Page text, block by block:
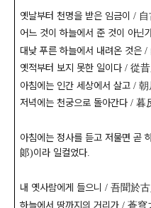
옛날부터 천명을 받은 임금이 /
어느 것이 하늘에서 준 것이 아닌
대낮 푸른 하늘에서 내려온 것은 /
옛적부터 보지 못한 일이다 / 從
아침에는 인간 세상에서 살고 / 朝
저녁에는 천궁으로 돌아간다 / 暮
아침에는 정사를 듣고 저물면 곧
郞)이라 일컬었다.
내 옛사람에게 들으니 / 吾聞於古
하늘에서 땅까지의 거리가 / 蒼穹